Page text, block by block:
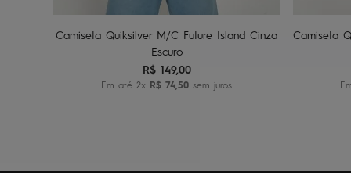
Camiseta Quiksilver M/C Future Island Cinza
Escuro
R$ 149,00
Em até 2x R$ 74 ,50 sem juros
Camiseta